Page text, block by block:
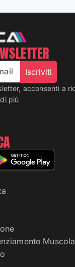
Iscriviti
acconsenti a
più